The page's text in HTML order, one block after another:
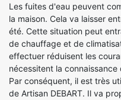
Les fuites d'eau peuvent
la maison. Cela va laisser
été. Cette situation peut
de chauffage et de
effectuer réduisent les
nécessitent la
Par conséquent, il est très
de Artisan DEBART. Il va